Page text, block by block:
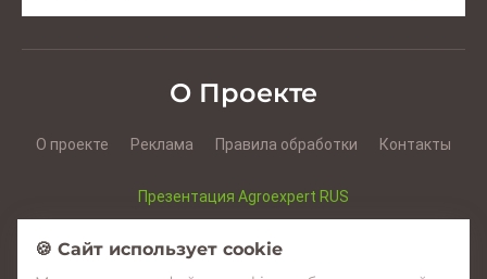
О Проекте
О проекте Реклама Правила обработки Контакты
Презентация Agroexpert RUS
🍪 Сайт использует cookie